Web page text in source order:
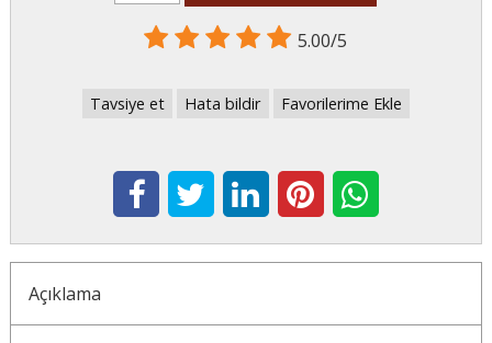
5.00/5
Tavsiye et Hata bildir Favorilerime Ekle
Açıklama